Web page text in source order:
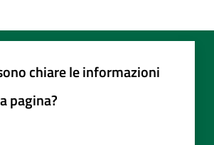
chiare le informazioni
pagina?